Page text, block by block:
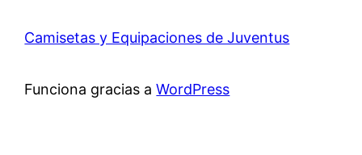
Camisetas y Equipaciones de Juventus
Funciona gracias aWordPress